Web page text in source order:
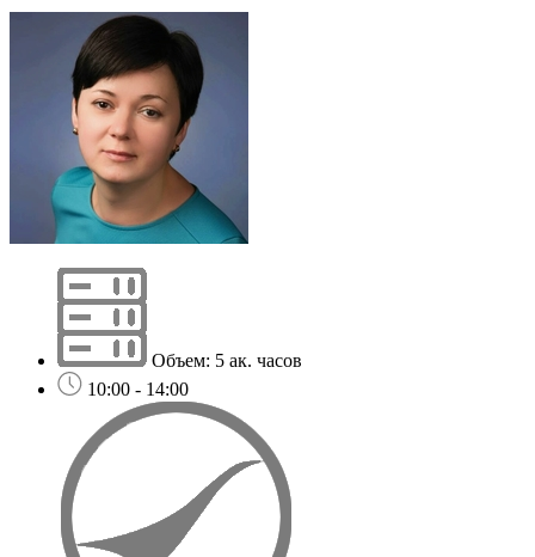
Объем: 5 ак. часов
10:00 - 14:00